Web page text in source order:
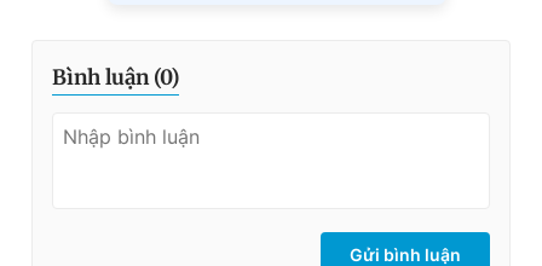
Bình luận (0)
Gửi bình luận